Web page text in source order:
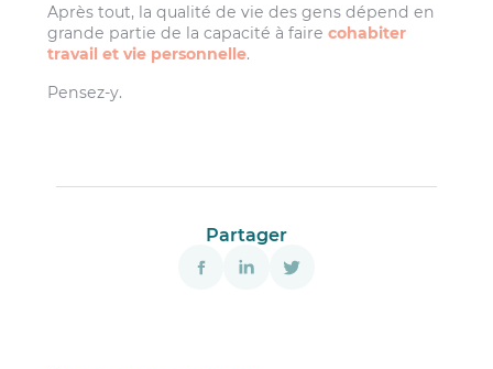
Après tout, la qualité de vie des gens dépend en
grande partie de la capacité à fairecohabiter
travail et vie personnelle.
Pensez-y.
Partager